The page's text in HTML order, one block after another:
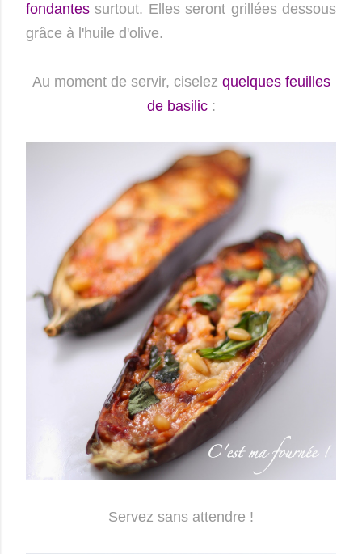
fondantes surtout. Elles seront grillées dessous
grâce à l'huile d'olive.
Au moment de servir, ciselez quelques feuilles
de basilic:
Servez sans attendre !